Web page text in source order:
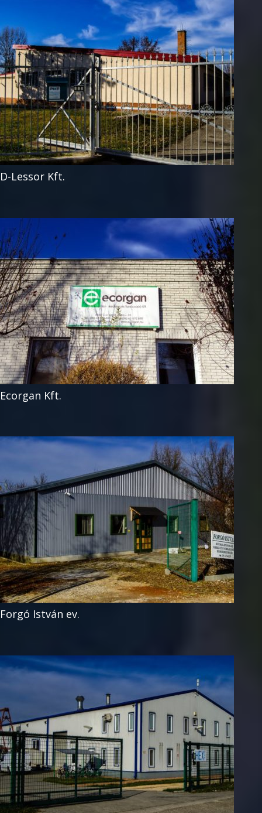
D-Lessor Kft.
Ecorgan Kft.
Forgó István ev.